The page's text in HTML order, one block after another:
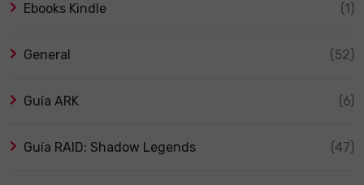
Ebooks Kindle (1)
General (52)
Guía ARK (6)
Guía RAID: Shadow Legends (47)